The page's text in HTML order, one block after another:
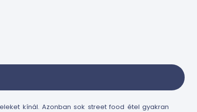
kínál. Azonban sok street food étel gyakran